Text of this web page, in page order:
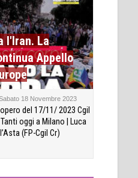
l'Iran. La
Appello
18 Novembre 2023
del 17/11/ 2023 Cgil
Tanti oggi a Milano | Luca
(FP-Cgil Cr)